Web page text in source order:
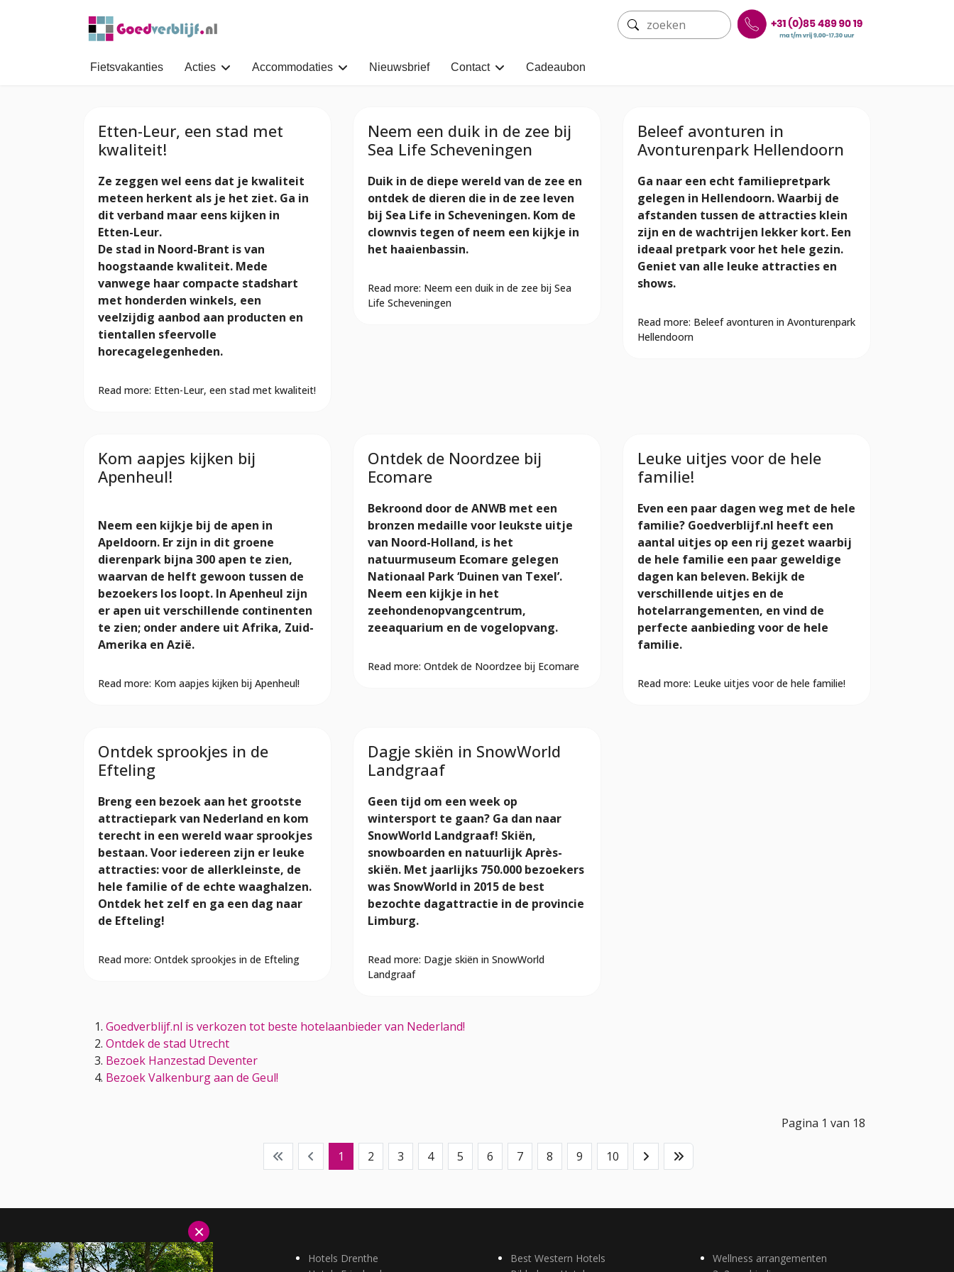
Fietsvakanties Acties Accommodaties Nieuwsbrief Contact Cadeaubon
Etten-Leur, een stad met
kwaliteit!
Ze zeggen wel eens dat je kwaliteit
meteen herkent als je het ziet. Ga in
dit verband maar eens kijken in
Etten-Leur.
De stad in Noord-Brant is van
hoogstaande kwaliteit. Mede
vanwege haar compacte stadshart
met honderden winkels, een
veelzijdig aanbod aan producten en
tientallen sfeervolle
horecagelegenheden.
Read more: Etten-Leur, een stad met kwaliteit!
Neem een duik in de zee bij
Sea Life Scheveningen
Duik in de diepe wereld van de zee en
ontdek de dieren die in de zee leven
bij Sea Life in Scheveningen. Kom de
clownvis tegen of neem een kijkje in
het haaienbassin.
Read more: Neem een duik in de zee bij Sea
Life Scheveningen
Beleef avonturen in
Avonturenpark Hellendoorn
Ga naar een echt familiepretpark
gelegen in Hellendoorn. Waarbij de
afstanden tussen de attracties klein
zijn en de wachtrijen lekker kort. Een
ideaal pretpark voor het hele gezin.
Geniet van alle leuke attracties en
shows.
Read more: Beleef avonturen in Avonturenpark
Hellendoorn
Kom aapjes kijken bij
Apenheul!
Neem een kijkje bij de apen in
Apeldoorn. Er zijn in dit groene
dierenpark bijna 300 apen te zien,
waarvan de helft gewoon tussen de
bezoekers los loopt. In Apenheul zijn
er apen uit verschillende continenten
te zien; onder andere uit Afrika, Zuid-
Amerika en Azië.
Read more: Kom aapjes kijken bij Apenheul!
Ontdek de Noordzee bij
Ecomare
Bekroond door de ANWB met een
bronzen medaille voor leukste uitje
van Noord-Holland, is het
natuurmuseum Ecomare gelegen
Nationaal Park ‘Duinen van Texel’.
Neem een kijkje in het
zeehondenopvangcentrum,
zeeaquarium en de vogelopvang.
Read more: Ontdek de Noordzee bij Ecomare
Leuke uitjes voor de hele
familie!
Even een paar dagen weg met de hele
familie? Goedverblijf.nl heeft een
aantal uitjes op een rij gezet waarbij
de hele familie een paar geweldige
dagen kan beleven. Bekijk de
verschillende uitjes en de
hotelarrangementen, en vind de
perfecte aanbieding voor de hele
familie.
Read more: Leuke uitjes voor de hele familie!
Ontdek sprookjes in de
Efteling
Breng een bezoek aan het grootste
attractiepark van Nederland en kom
terecht in een wereld waar sprookjes
bestaan. Voor iedereen zijn er leuke
attracties: voor de allerkleinste, de
hele familie of de echte waaghalzen.
Ontdek het zelf en ga een dag naar
de Efteling!
Read more: Ontdek sprookjes in de Efteling
Dagje skiën in SnowWorld
Landgraaf
Geen tijd om een week op
wintersport te gaan? Ga dan naar
SnowWorld Landgraaf! Skiën,
snowboarden en natuurlijk Après-
skiën. Met jaarlijks 750.000 bezoekers
was SnowWorld in 2015 de best
bezochte dagattractie in de provincie
Limburg.
Read more: Dagje skiën in SnowWorld
Landgraaf
Goedverblijf.nl is verkozen tot beste hotelaanbieder van Nederland!
Ontdek de stad Utrecht
Bezoek Hanzestad Deventer
Bezoek Valkenburg aan de Geul!
Pagina 1 van 18
1 2 3 4 5 6 7 8 9 10
Hotels Duitsland
Hotels Drenthe
Best Western Hotels
Wellness arrangementen
×